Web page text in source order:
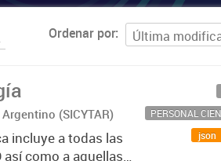
Ordenar por
(SICYTAR)
incluye a todas las
como a aquellas
json